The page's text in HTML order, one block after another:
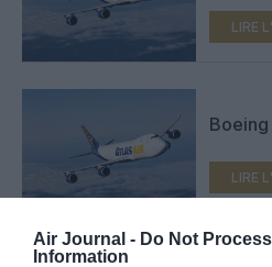
Air Journal - Do Not
Information
LIRE
LIRE